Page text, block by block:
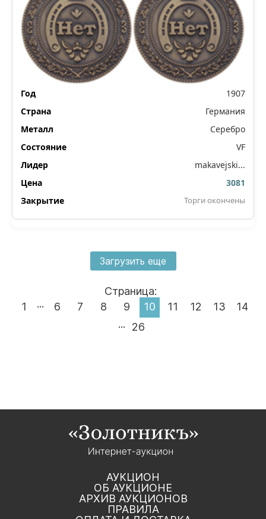
1907
Германия
Серебро
VF
makavejski...
3081
Торги окончены
Загрузить еще
Страница:
1
... 6 7 8 9 10 11 12 13
14
...
26
АУКЦИОН
ОБ АУКЦИОНЕ
АРХИВ АУКЦИОНОВ
ПРАВИЛА